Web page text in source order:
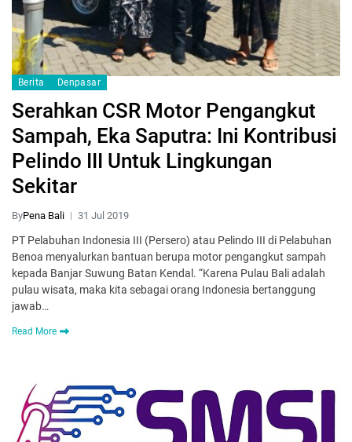
Berita Denpasar
Serahkan CSR Motor Pengangkut
Sampah, Eka Saputra: Ini Kontribusi
Pelindo III Untuk Lingkungan
Sekitar
ByPena Bali 31 Jul 2019
PT Pelabuhan Indonesia III (Persero) atau Pelindo III di Pelabuhan
Benoa menyalurkan bantuan berupa motor pengangkut sampah
kepada Banjar Suwung Batan Kendal. “Karena Pulau Bali adalah
pulau wisata, maka kita sebagai orang Indonesia bertanggung
jawab…
Read More